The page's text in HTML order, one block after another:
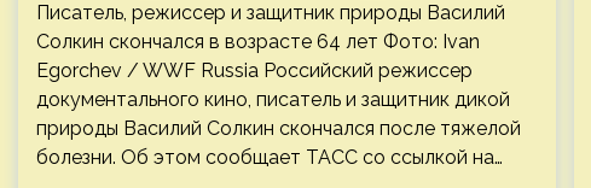
Писатель, режиссер и защитник природы Василий
Солкин скончался в возрасте 64 лет Фото: Ivan
Egorchev / WWF Russia Российский режиссер
документального кино, писатель и защитник дикой
природы Василий Солкин скончался после тяжелой
болезни. Об этом сообщает ТАСС со ссылкой на…